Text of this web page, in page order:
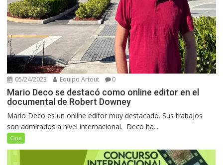
05/24/2023 Equipo Artout 0
Mario Deco se destacó como online editor en el
documental de Robert Downey
Mario Deco es un online editor muy destacado. Sus trabajos
son admirados a nivel internacional. Deco ha...
Cine